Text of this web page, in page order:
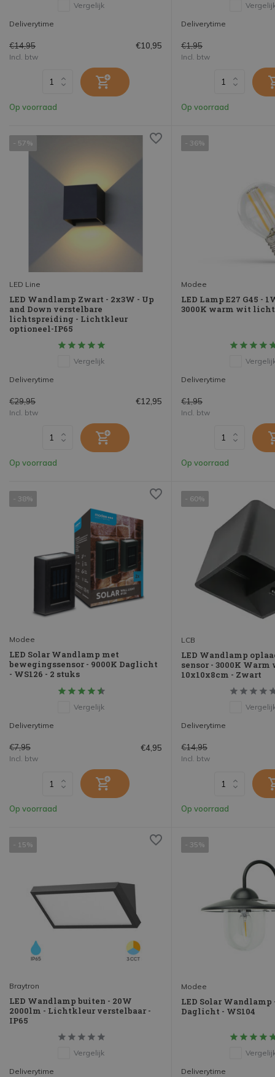
Vergelijk
Deliverytime
€14,95 €10,95
Incl. btw
Op voorraad
Deliverytime
€1,95
Incl. btw
Op voorraad
- 57%
LED Line
LED Wandlamp Zwart - 2x3W - Up
and Down verstelbare
lichtspreiding - Lichtkleur
optioneel-IP65
Vergelijk
Deliverytime
€29,95 €12,95
Incl. btw
Op voorraad
- 36%
Modee
LED Lamp E27 G45 -
3000K warm wit
Deliverytime
€1,95
Incl. btw
Op voorraad
- 38%
Modee
LED Solar Wandlamp met
bewegingssensor - 9000K Daglicht
- WS126 - 2 stuks
Vergelijk
Deliverytime
€7,95 €4,95
Incl. btw
Op voorraad
- 60%
LCB
LED Wandlamp
sensor - 3000K
10x10x8cm - Zwart
Deliverytime
€14,95
Incl. btw
Op voorraad
- 15%
Braytron
LED Wandlamp buiten - 20W
2000lm - Lichtkleur verstelbaar -
IP65
Vergelijk
Deliverytime
- 35%
Modee
LED Solar Wandlamp
Daglicht - WS104
Deliverytime